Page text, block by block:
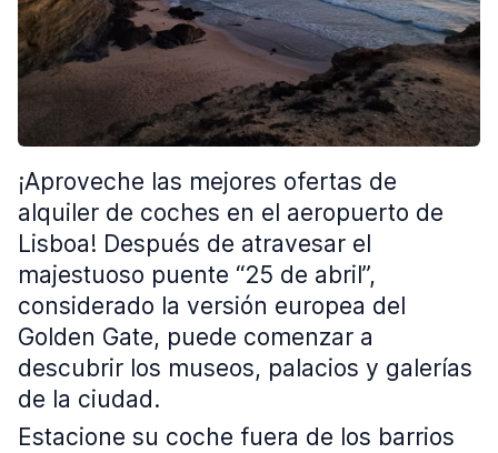
¡Aproveche las mejores ofertas de
alquiler de coches en el aeropuerto de
Lisboa! Después de atravesar el
majestuoso puente “25 de abril”,
considerado la versión europea del
Golden Gate, puede comenzar a
descubrir los museos, palacios y galerías
de la ciudad.
Estacione su coche fuera de los barrios